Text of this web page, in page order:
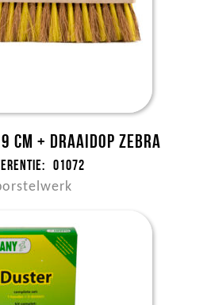
cm + draaidop zebra
01072